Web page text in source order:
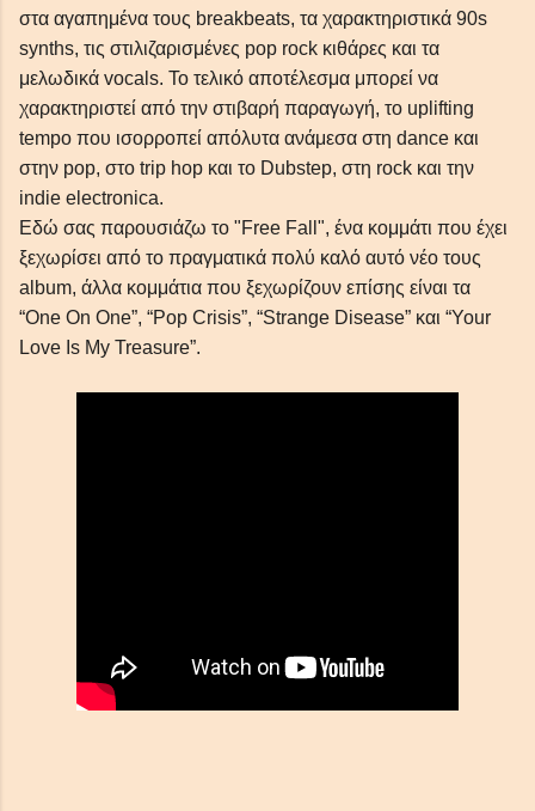
στα αγαπημένα τους breakbeats, τα χαρακτηριστικά 90s
synths, τις στιλιζαρισμένες pop rock κιθάρες και τα
μελωδικά vocals. Το τελικό αποτέλεσμα μπορεί να
χαρακτηριστεί από την στιβαρή παραγωγή, το uplifting
tempo που ισορροπεί απόλυτα ανάμεσα στη dance και
στην pop, στο trip hop και το Dubstep, στη rock και την
indie electronica.
Εδώ σας παρουσιάζω το "Free Fall", ένα κομμάτι που έχει
ξεχωρίσει από το πραγματικά πολύ καλό αυτό νέο τους
album, άλλα κομμάτια που ξεχωρίζουν επίσης είναι τα
“One On One”, “Pop Crisis”, “Strange Disease” και “Your
Love Is My Treasure”.